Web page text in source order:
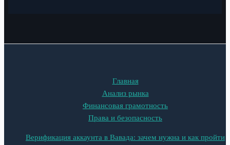
Главная
Анализ рынка
Финансовая грамотность
Права и безопасность
Верификация аккаунта в Вавада: зачем нужна и как пройти